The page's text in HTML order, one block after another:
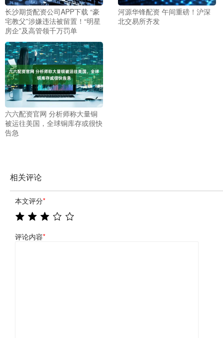
长沙期货配资公司APP下载 “豪
宅教父”涉嫌违法被留置！“明星
房企”及高管领千万罚单
河源华锋配资 午间重磅！沪深
北交易所齐发
六六配资官网 分析师称大量铜
被运往美国，全球铜库存或很快
告急
相关评论
本文评分*
评论内容*